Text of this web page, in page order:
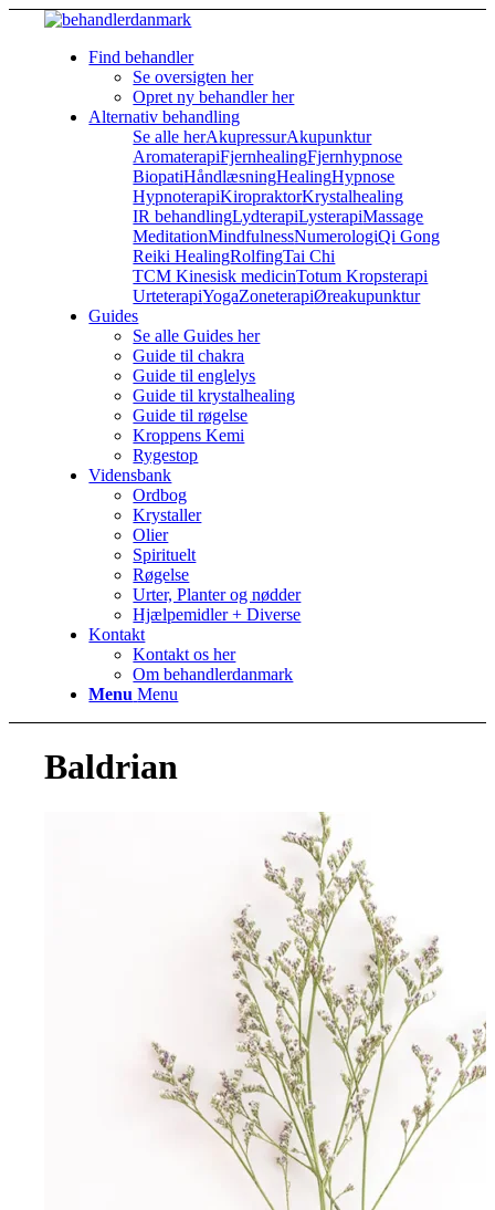
Find behandler
Se oversigten her
Opret ny behandler her
Alternativ behandling
Se alle herAkupressurAkupunktur
AromaterapiFjernhealingFjernhypnose
BiopatiHåndlæsningHealingHypnose
HypnoterapiKiropraktorKrystalhealing
IR behandlingLydterapiLysterapiMassage
MeditationMindfulnessNumerologiQi Gong
Reiki HealingRolfingTai Chi
TCM Kinesisk medicinTotum Kropsterapi
UrteterapiYogaZoneterapiØreakupunktur
Guides
Se alle Guides her
Guide til chakra
Guide til englelys
Guide til krystalhealing
Guide til røgelse
Kroppens Kemi
Rygestop
Vidensbank
Ordbog
Krystaller
Olier
Spirituelt
Røgelse
Urter, Planter og nødder
Hjælpemidler + Diverse
Kontakt
Kontakt os her
Om behandlerdanmark
Menu Menu
Baldrian